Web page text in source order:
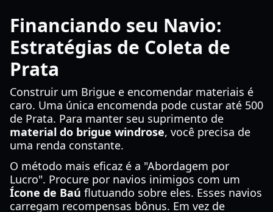
Financiando seu Navio:
Estratégias de Coleta de
Prata
Construir um Brigue e encomendar materiais é
caro. Uma única encomenda pode custar até 500
de Prata. Para manter seu suprimento de
material do brigue windrose, você precisa de
uma renda constante.
O método mais eficaz é a "Abordagem por
Lucro". Procure por navios inimigos com um
Ícone de Baú flutuando sobre eles. Esses navios
carregam recompensas bônus. Em vez de